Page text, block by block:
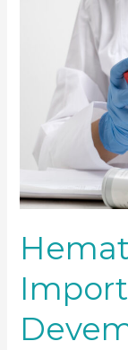
Ignorados